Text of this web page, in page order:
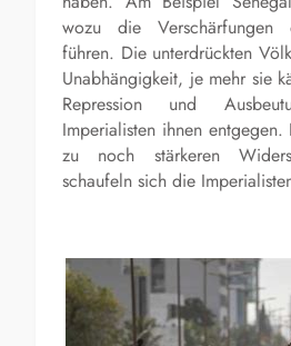
wozu die Verschärfungen
führen. Die unterdrückten
Unabhängigkeit, je mehr sie
Repression und
Imperialisten ihnen
zu noch stärkeren
schaufeln sich die